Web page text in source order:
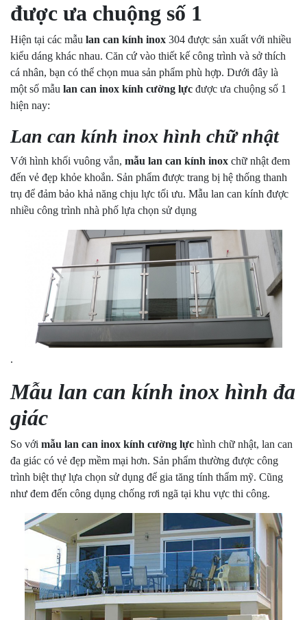
được ưa chuộng số 1
Hiện tại các mẫu lan can kính inox 304 được sản xuất với nhiều
kiểu dáng khác nhau. Căn cứ vào thiết kế công trình và sở thích
cá nhân, bạn có thể chọn mua sản phẩm phù hợp. Dưới đây là
một số mẫu lan can inox kính cường lực được ưa chuộng số 1
hiện nay:
Lan can kính inox hình chữ nhật
Với hình khối vuông vắn, mẫu lan can kính inox chữ nhật đem
đến vẻ đẹp khỏe khoắn. Sản phẩm được trang bị hệ thống thanh
trụ để đảm bảo khả năng chịu lực tối ưu. Mẫu lan can kính được
nhiều công trình nhà phố lựa chọn sử dụng
.
Mẫu lan can kính inox hình đa
giác
So với mẫu lan can inox kính cường lực hình chữ nhật, lan can
đa giác có vẻ đẹp mềm mại hơn. Sản phẩm thường được công
trình biệt thự lựa chọn sử dụng để gia tăng tính thẩm mỹ. Cũng
như đem đến công dụng chống rơi ngã tại khu vực thi công.